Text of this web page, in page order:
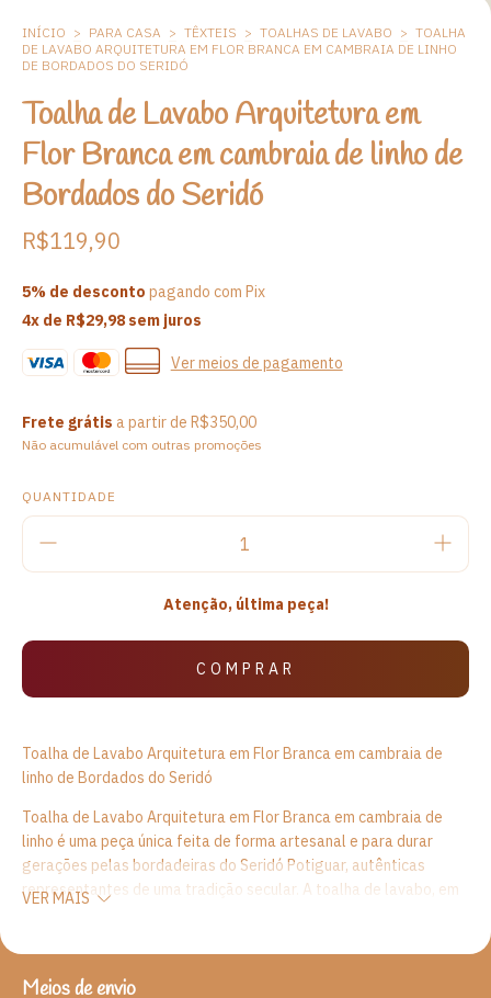
INÍCIO > PARA CASA > TÊXTEIS > TOALHAS DE LAVABO > TOALHA
DE LAVABO ARQUITETURA EM FLOR BRANCA EM CAMBRAIA DE LINHO
DE BORDADOS DO SERIDÓ
Toalha de Lavabo Arquitetura em
Flor Branca em cambraia de linho de
Bordados do Seridó
R$119,90
5% de desconto pagando com Pix
4x de R$29,98sem juros
Ver meios de pagamento
Frete grátis a partir de R$350,00
Não acumulável com outras promoções
QUANTIDADE
Atenção, última peça!
Toalha de Lavabo Arquitetura em Flor Branca em cambraia de
linho de Bordados do Seridó
Toalha de Lavabo Arquitetura em Flor Branca em cambraia de
linho é uma peça única feita de forma artesanal e para durar
gerações pelas bordadeiras do Seridó Potiguar, autênticas
representantes de uma tradição secular. A toalha de lavabo, em
rodeada por trabalhos em favo e arcos, e uma segunda camada
VER MAIS
ENTREGAS PARA O CEP:
Meios de envio